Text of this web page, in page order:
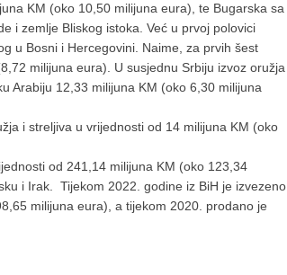
KM (oko 10,50 milijuna eura), te Bugarska sa
i zemlje Bliskog istoka. Već u prvoj polovici
u Bosni i Hercegovini. Naime, za prvih šest
milijuna eura). U susjednu Srbiju izvoz oružja
Arabiju 12,33 milijuna KM (oko 6,30 milijuna
i streljiva u vrijednosti od 14 milijuna KM (oko
od 241,14 milijuna KM (oko 123,34
i Irak. Tijekom 2022. godine iz BiH je izvezeno
milijuna eura), a tijekom 2020. prodano je